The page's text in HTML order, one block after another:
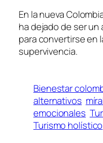
En la nueva
ha dejado de ser
para convertirse en
supervivencia.
Bienestar
alternativos
emocionales
Turismo holístico